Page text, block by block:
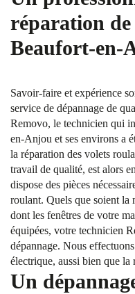
réparation
Beaufort-en-
Savoir-faire et expérience
service de dépannage de
Removo, le technicien qui
en-Anjou et ses environs a
la réparation des volets
travail de qualité, est alors
dispose des pièces
roulant. Quels que soient la
dont les fenêtres de votre
équipées, votre technicien
dépannage. Nous
électrique, aussi bien que
Un